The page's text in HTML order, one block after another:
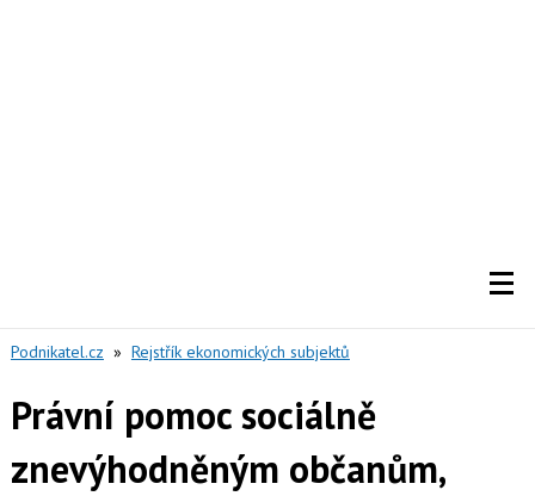
Podnikatel.cz » Rejstřík ekonomických subjektů
Právní pomoc sociálně
znevýhodněným občanům,